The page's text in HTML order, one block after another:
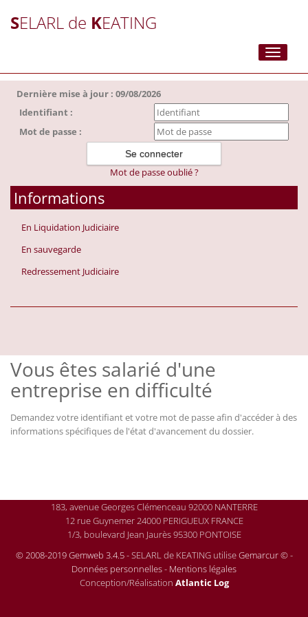
SELARL de KEATING
Toggle
Dernière mise à jour : 09/08/2026
Identifiant :
Mot de passe :
Mot de passe oublié ?
Informations
En Liquidation Judiciaire
En sauvegarde
Redressement Judiciaire
Vous êtes salarié d'une
entreprise en difficulté
Demandez votre identifiant et votre mot de passe afin d'accéder à des
informations spécifiques de l'état d'avancement du dossier.
183, avenue Georges Clémenceau 92000 NANTERRE
12 rue Guynemer 24000 PERIGUEUX FRANCE
1/3, boulevard Jean Jaurès 95300 PONTOISE
© 2008-2019 Gemweb 3.4.5- SELARL de KEATING utiliseGemarcur ©-
Données personnelles- Mentions légales
Conception/Réalisation Atlantic Log